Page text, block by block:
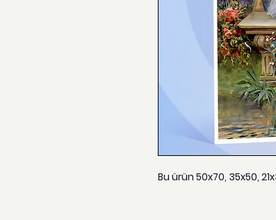
Bu ürün 50x70, 35x50,